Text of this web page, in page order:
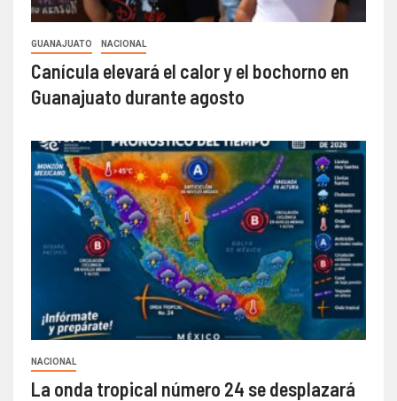
GUANAJUATO NACIONAL
Canícula elevará el calor y el bochorno en
Guanajuato durante agosto
NACIONAL
La onda tropical número 24 se desplazará